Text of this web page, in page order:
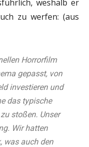
weshalb er
zu werfen: (aus
Horrorfilm
gepasst, von
investieren und
das typische
stoßen. Unser
Wir hatten
was auch den